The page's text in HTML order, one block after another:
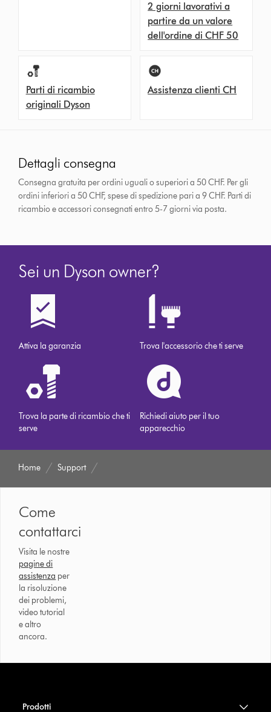
2 giorni lavorativi a
partire da un valore
dell'ordine di CHF 50
Parti di ricambio
originali Dyson
Assistenza clienti CH
Dettagli consegna
Consegna gratuita per ordini uguali o superiori a 50 CHF. Per gli
ordini inferiori a 50 CHF, spese di spedizione pari a 9 CHF. Parti di
ricambio e accessori consegnati entro 5-7 giorni via posta.
Sei un Dyson owner?
Attiva la garanzia Trova l'accessorio che ti serve
Trova la parte di ricambio che ti
serve
Richiedi aiuto per il tuo
apparecchio
Home Support
Come
contattarci
Visita le nostre
pagine di
assistenza per
la risoluzione
dei problemi,
video tutorial
e altro
ancora.
Prodotti